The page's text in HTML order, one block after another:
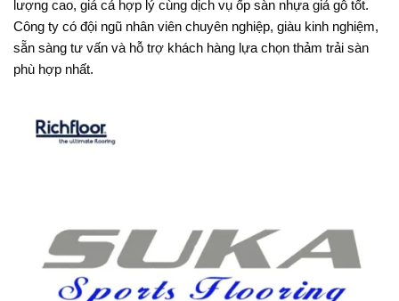
lượng cao, giá cả hợp lý cùng dịch vụ ốp sàn nhựa giả gỗ tốt.
Công ty có đội ngũ nhân viên chuyên nghiệp, giàu kinh nghiệm,
sẵn sàng tư vấn và hỗ trợ khách hàng lựa chọn thảm trải sàn
phù hợp nhất.